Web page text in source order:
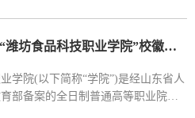
关于有奖征集“潍坊食品科技职业学院”校徽设计方案的公告
学院(以下简称“学院”)是经山东省人
部备案的全日制普通高等职业院